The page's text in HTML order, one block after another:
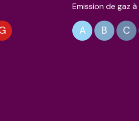
Emission de gaz
A B C